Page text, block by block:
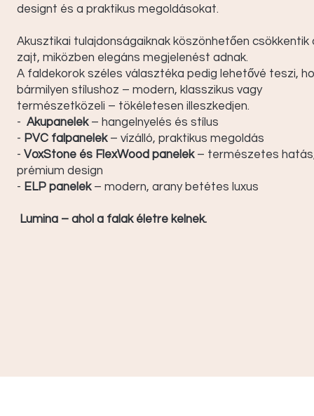
designt és a praktikus megoldásokat.
Akusztikai tulajdonságaiknak köszönhetően csökkentik
zajt, miközben elegáns megjelenést adnak.
A faldekorok széles választéka pedig lehetővé teszi,
bármilyen stílushoz – modern, klasszikus vagy
természetközeli – tökéletesen illeszkedjen.
- Akupanelek – hangelnyelés és stílus
- PVC falpanelek– vízálló, praktikus megoldás
- VoxStone és FlexWood panelek– természetes
prémium design
- ELP panelek– modern, arany betétes luxus
Lumina – ahol a falak életre kelnek.